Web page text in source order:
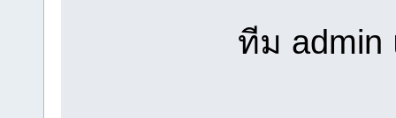
ทีม admin